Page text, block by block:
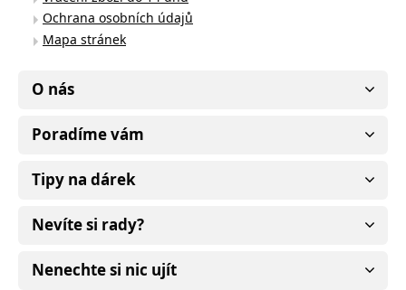
Ochrana osobních údajů
Mapa stránek
O nás
Poradíme vám
Tipy na dárek
Nevíte si rady?
Nenechte si nic ujít